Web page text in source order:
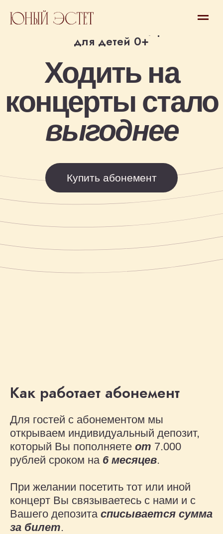
Купить абонемент
Ходить на
концерты стало
выгоднее
Абонемент на концерты
Как работает абонемент
Для гостей с абонементом мы
открываем индивидуальный депозит,
который Вы пополняете от 7.000
рублей сроком на 6 месяцев.
При желании посетить тот или иной
концерт Вы связываетесь с нами и с
Вашего депозита списывается сумма
за билет.